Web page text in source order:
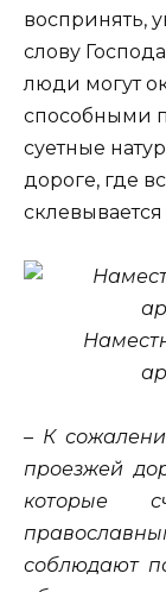
воспринять,
слову
люди могут
способными
суетные
дороге, где
– К
проезжей
которые
соблюдают